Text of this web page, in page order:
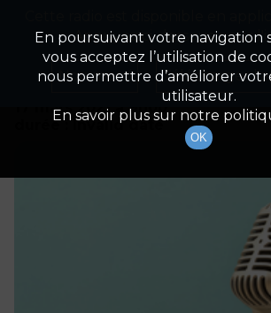
Détails De L'épisode
17 mars 2021
à 9h00
durée : Invalid date
En poursuivant votre navigation
vous acceptez l’utilisation de
nous permettre d’améliorer
utilisateur.
En savoir plus sur notre
OK
Appuyez ci-dessous pour
Non merci Télécharger